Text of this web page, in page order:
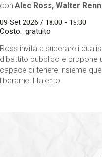
con Alec Ross, Walter
09 Set 2026 / 18:00 - 19:30
Costo
gratuito
Ross invita a superare i
dibattito pubblico e propone
capace di tenere insieme
liberarne il talento